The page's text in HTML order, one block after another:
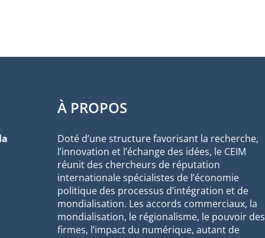
À PROPOS
Doté d’une structure favorisant la recherche,
l’innovation et l’échange des idées, le CEIM
réunit des chercheurs de réputation
internationale spécialistes de l’économie
politique des processus d’intégration et de
mondialisation. Les accords commerciaux, la
mondialisation, le régionalisme, le pouvoir des
firmes, l’impact du numérique, autant de